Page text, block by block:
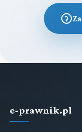
e-prawnik.pl